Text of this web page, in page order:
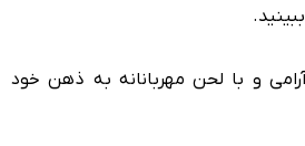
و با لحن مهربانانه به ذهن خود